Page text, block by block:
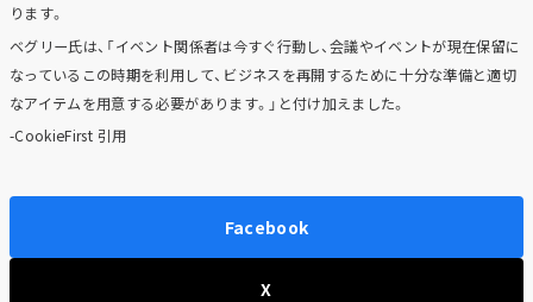
ります。
ベグリー氏は、「イベント関係者は今すぐ行動し、会議やイベントが現在保留に
なっているこの時期を利用して、ビジネスを再開するために十分な準備と適切
なアイテムを用意する必要があります。」と付け加えました。
-CookieFirst 引用
Facebook
X